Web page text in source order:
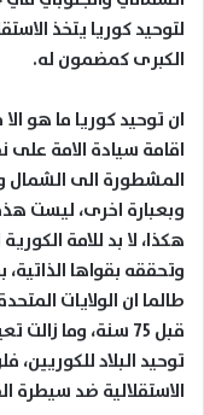
لتوحيد كوريا يتخذ
الكبرى كمضمون له.
ان توحيد كوريا ما هو
اقامة سيادة الامة على
المشطورة الى الشمال
وبعبارة اخرى، ليست
هكذا، لا بد للامة
وتحققه بقواها
طالما ان الولايات
قبل 75 سنة، وما
توحيد البلاد
الاستقلالية ضد سيطرة